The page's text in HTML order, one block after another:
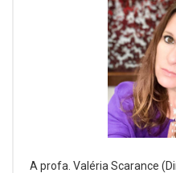
A profa. Valéria Scarance